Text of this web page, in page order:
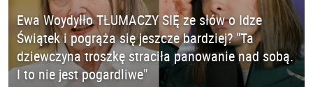
Ewa Woydyłło TŁUMACZY SIĘ ze słów o Idze
Świątek i pogrąża się jeszcze bardziej? "Ta
dziewczyna troszkę straciła panowanie nad sobą.
I to nie jest pogardliwe"